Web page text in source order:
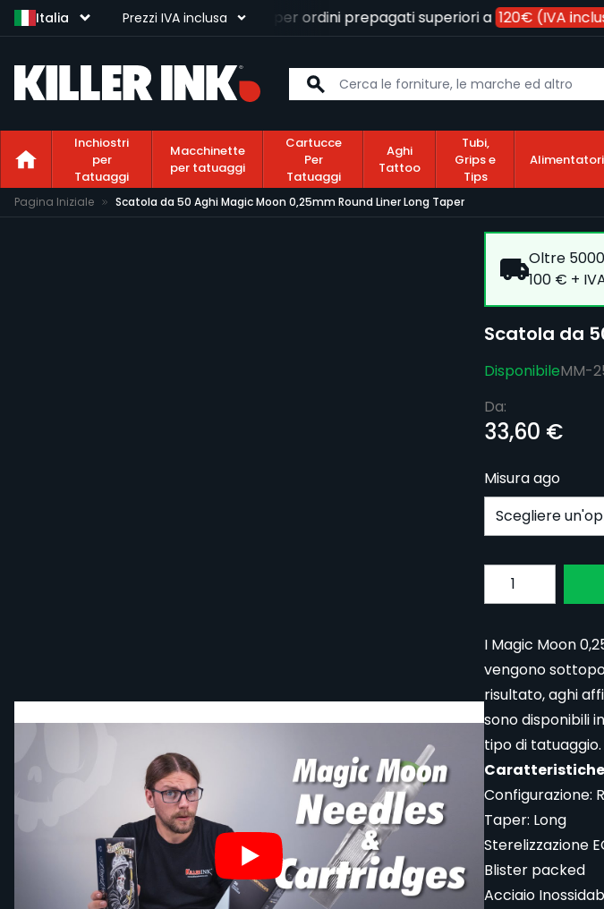
Italia Prezzi IVA inclusa
Consegna gratuita per ordini prepagati superiori a 120€ (IVA
Inchiostri
per
Tatuaggi
Macchinette
per tatuaggi
Cartucce
Per
Tatuaggi
Aghi
Tattoo
Tubi,
Grips e
Tips
Alimentatori
Salta al contenuto
Pagina Iniziale Scatola da 50 Aghi Magic Moon 0,25mm Round Liner Long Taper
Oltre
100 € +
Scatola da
DisponibileMM-
Da:
33,60 €
Misura ago
Subscribe to
Quantita
I Magic Moon
vengono
risultato, aghi
sono disponibili
tipo di tatuaggio.
Configurazione:
Taper: Long
Sterelizzazione
Blister packed
Acciaio